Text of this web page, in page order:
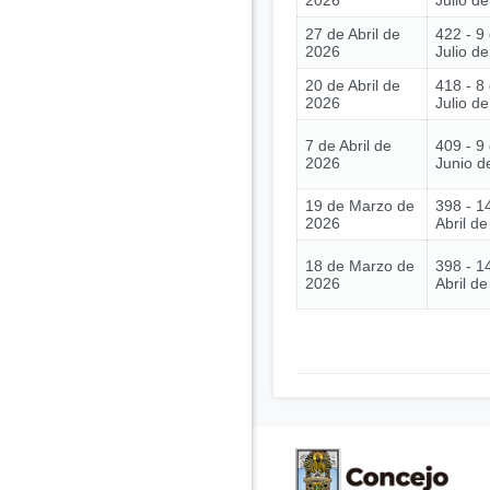
27 de Abril de
2026
422 - 9
Julio
20 de Abril de
2026
418 - 8
Julio
7 de Abril de
2026
409 - 9
Junio
19 de Marzo de
2026
398 -
Abril
18 de Marzo de
2026
398 -
Abril